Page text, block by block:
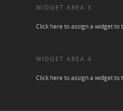
WIDGET AREA 3
Click here to assign a widget to
WIDGET AREA 4
Click here to assign a widget to